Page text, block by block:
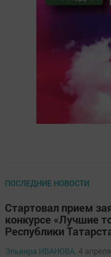
ПОСЛЕДНИЕ НОВОСТИ
Стартовал прием
конкурсе «Лучшие
Республики
Эльвира ИВАНОВА, 4